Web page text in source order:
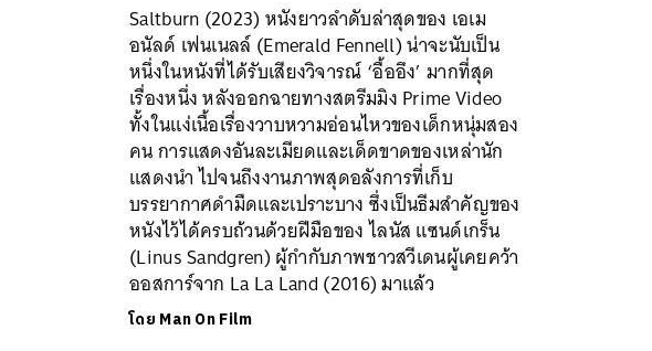
Saltburn (2023) หนังยาวลำดับล่าสุดของ เอเม
อนัลด์ เฟนเนลล์ (Emerald Fennell) น่าจะนับเป็น
หนึ่งในหนังที่ได้รับเสียงวิจารณ์ ‘อื้ออึง’ มากที่สุด
เรื่องหนึ่ง หลังออกฉายทางสตรีมมิง Prime Video
ทั้งในแง่เนื้อเรื่องวาบหวามอ่อนไหวของเด็กหนุ่มสอง
คน การแสดงอันละเมียดและเด็ดขาดของเหล่านัก
แสดงนำ ไปจนถึงงานภาพสุดอลังการที่เก็บ
บรรยากาศดำมืดและเปราะบาง ซึ่งเป็นธีมสำคัญของ
หนังไว้ได้ครบถ้วนด้วยฝีมือของ ไลนัส แซนด์เกร็น
(Linus Sandgren) ผู้กำกับภาพชาวสวีเดนผู้เคยคว้า
ออสการ์จาก La La Land (2016) มาแล้ว
โดย Man On Film
ค้นหา